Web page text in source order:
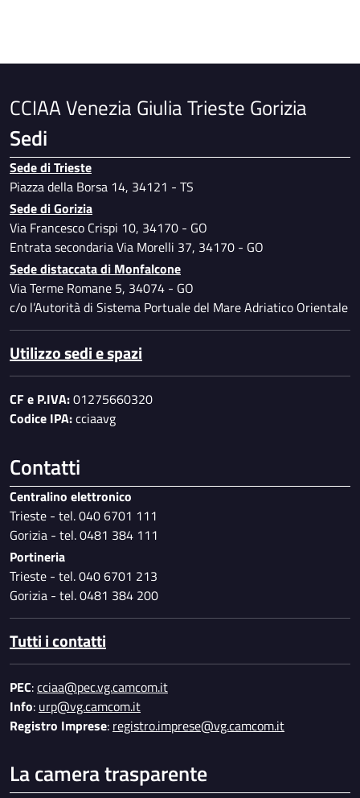
CCIAA Venezia Giulia Trieste Gorizia
Sedi
Sede di Trieste
Piazza della Borsa 14, 34121 - TS
Sede di Gorizia
Via Francesco Crispi 10, 34170 - GO
Entrata secondaria Via Morelli 37, 34170 - GO
Sede distaccata di Monfalcone
Via Terme Romane 5, 34074 - GO
c/o l’Autorità di Sistema Portuale del Mare Adriatico Orientale
Utilizzo sedi e spazi
CF e P.IVA:01275660320
Codice IPA:cciaavg
Contatti
Centralino elettronico
Trieste - tel. 040 6701 111
Gorizia - tel. 0481 384 111
Portineria
Trieste - tel. 040 6701 213
Gorizia - tel. 0481 384 200
Tutti i contatti
PEC:cciaa@pec.vg.camcom.it
Info: urp@vg.camcom.it
Registro Imprese: registro.imprese@vg.camcom.it
La camera trasparente